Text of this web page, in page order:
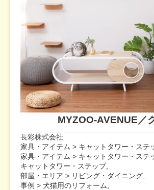
MYZOO-AVENUE／
長彩株式会社
家具・アイテム > キャットタワー・ステ
家具・アイテム > キャットタワー・ステ
キャットタワー・ステップ,
部屋・エリア > リビング・ダイニング,
事例 > 犬猫用のリフォーム,